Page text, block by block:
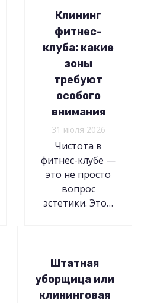
Клининг
фитнес-
клуба: какие
зоны
требуют
особого
внимания
31 июля 2026
Чистота в
фитнес-клубе —
это не просто
вопрос
эстетики. Это…
Штатная
уборщица или
клининговая